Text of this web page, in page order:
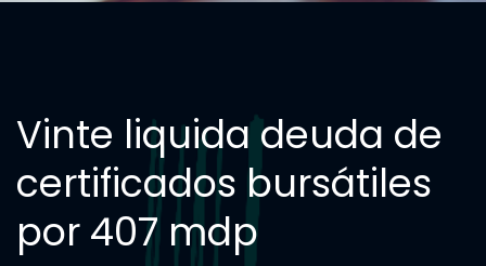
Vinte liquida deuda de
certificados bursátiles
por 407 mdp